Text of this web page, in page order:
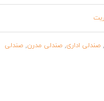
, صندلی اداری, صندلی مدرن, صندلی